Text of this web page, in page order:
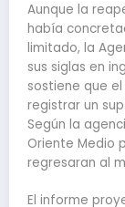
Aunque la
había
limitado, la
sus siglas en
sostiene que
registrar un
Según la
Oriente Medio
regresaran al
El informe